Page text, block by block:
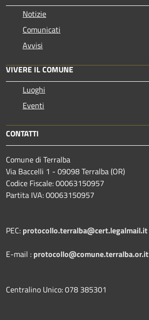
Notizie
Comunicati
Avvisi
VIVERE IL COMUNE
Luoghi
Eventi
CONTATTI
Comune di Terralba
Via Baccelli 1 - 09098 Terralba (OR)
Codice Fiscale: 00063150957
Partita IVA: 00063150957
PEC: protocollo.terralba@cert.legalmail.it
E-mail : protocollo@comune.terralba.or.it
Centralino Unico: 078 385301